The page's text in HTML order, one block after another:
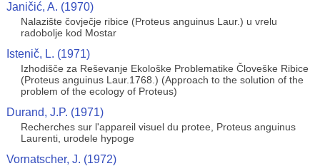
Janičić, A. (1970)
Nalazište čovječje ribice (Proteus anguinus Laur.) u vrelu
radobolje kod Mostar
Istenič, L. (1971)
Izhodišče za Reševanje Ekološke Problematike Človeške Ribice
(Proteus anguinus Laur.1768.) (Approach to the solution of the
problem of the ecology of Proteus)
Durand, J.P. (1971)
Recherches sur l'appareil visuel du protee, Proteus anguinus
Laurenti, urodele hypoge
Vornatscher, J. (1972)